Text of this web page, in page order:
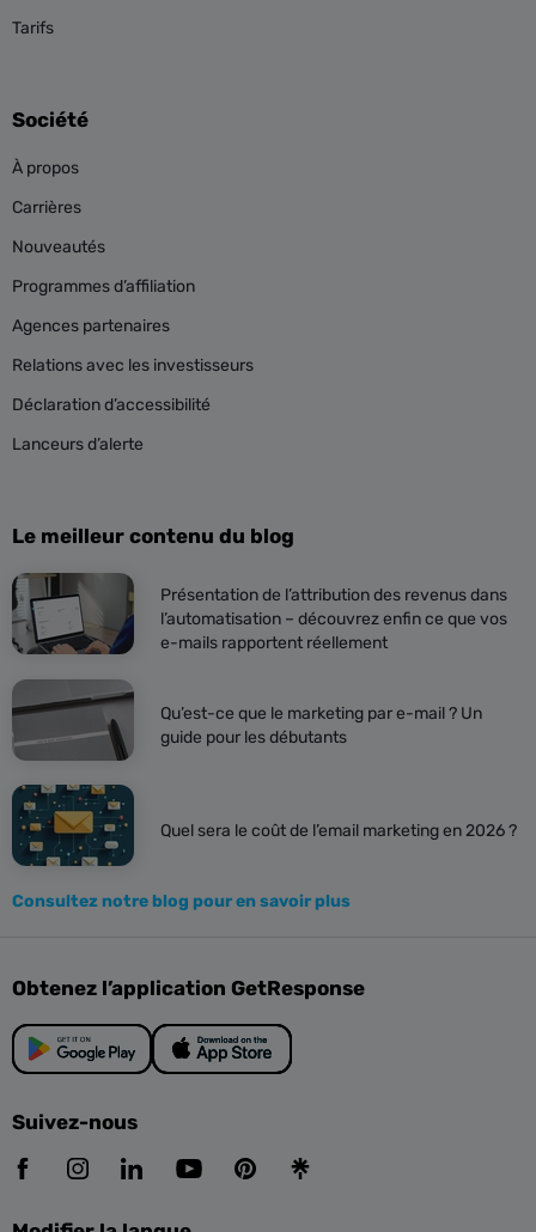
Tarifs
Société
À propos
Carrières
Nouveautés
Programmes d’affiliation
Agences partenaires
Relations avec les investisseurs
Déclaration d’accessibilité
Lanceurs d’alerte
Le meilleur contenu du blog
Présentation de l’attribution des revenus dans
l’automatisation – découvrez enfin ce que vos
e-mails rapportent réellement
Qu’est-ce que le marketing par e-mail ? Un
guide pour les débutants
Quel sera le coût de l’email marketing en 2026 ?
Consultez notre blog pour en savoir plus
Obtenez l’application GetResponse
Suivez-nous